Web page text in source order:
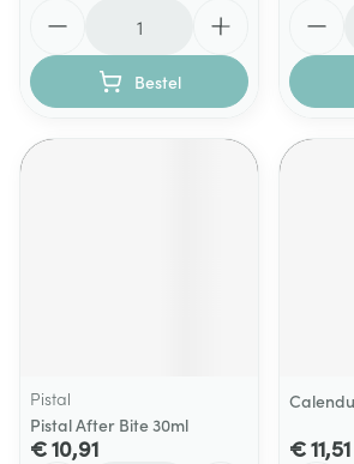
Bestel
Pistal
Pistal After Bite 30ml
€ 10,91 € 11,51